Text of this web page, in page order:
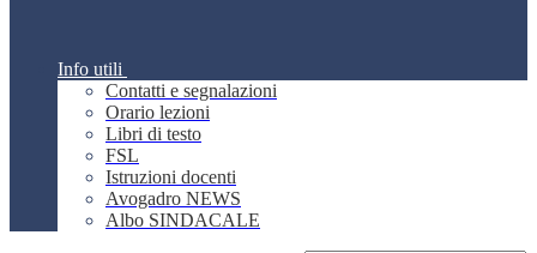
Info utili
Contatti e segnalazioni
Orario lezioni
Libri di testo
FSL
Istruzioni docenti
Avogadro NEWS
Albo SINDACALE